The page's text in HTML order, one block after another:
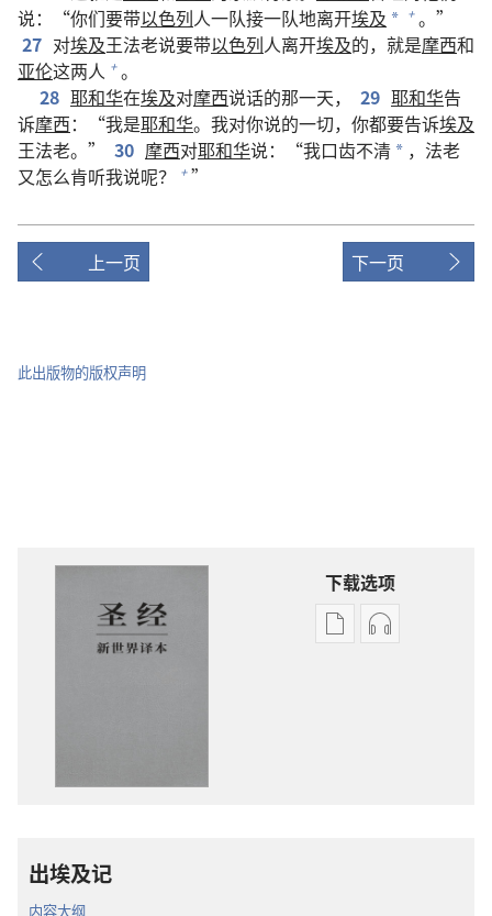
说：“你们要带以色列人一队接一队地离开埃及 * + 。”
27 对埃及王法老说要带以色列人离开埃及的，就是摩西和
亚伦这两人 + 。
28 耶和华在埃及对摩西说话的那一天， 29 耶和华告
诉摩西：“我是耶和华。我对你说的一切，你都要告诉埃及
王法老。”
30 摩西对耶和华说：“我口齿不清 * ，法老
又怎么肯听我说呢？
+ ”
上一页 下一页
此出版物的版权声明
下载选项
电
录
出埃及记
内容大纲